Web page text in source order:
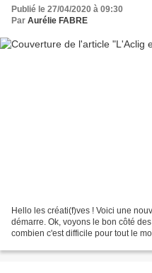
Publié le 27/04/2020 à 09:30
Par Aurélie FABRE
Hello les créati(f)ves ! Voici une
démarre. Ok, voyons le bon côté
combien c'est difficile pour tout le